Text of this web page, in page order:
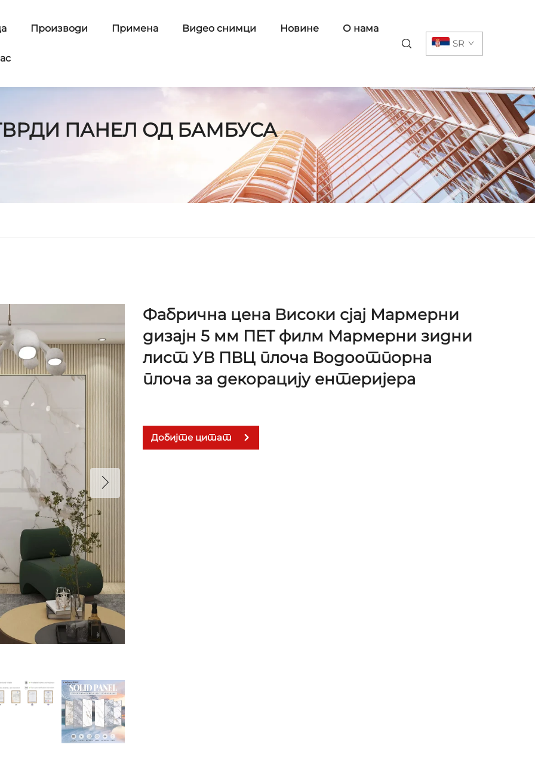
Производи Примена Видео снимци Новине О нама
SR
ПАНЕЛ ОД БАМБУСА
Фабрична цена Високи сјај Мармерни
дизајн 5 мм ПЕТ филм Мармерни зидни
лист УВ ПВЦ плоча Водоотпорна
плоча за декорацију ентеријера
Добијте цитат